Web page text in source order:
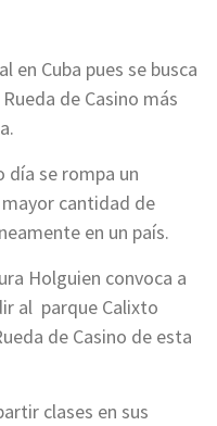
en Cuba pues se busca
de Casino más
día se rompa un
cantidad de
en un país.
Holguien convoca a
al parque Calixto
de Casino de esta
clases en sus